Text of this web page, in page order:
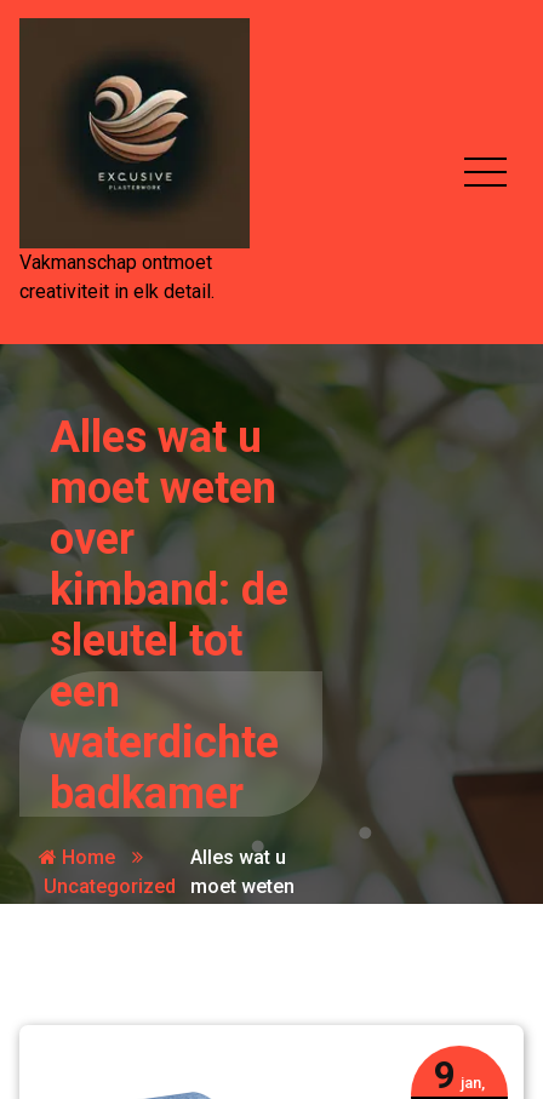
Spring
Vakmanschap ontmoet
creativiteit in elk detail.
Alles wat u
moet weten
over
kimband: de
sleutel tot
een
waterdichte
badkamer
Home
Uncategorized
Alles wat u
moet weten
waterdichte
9 jan,